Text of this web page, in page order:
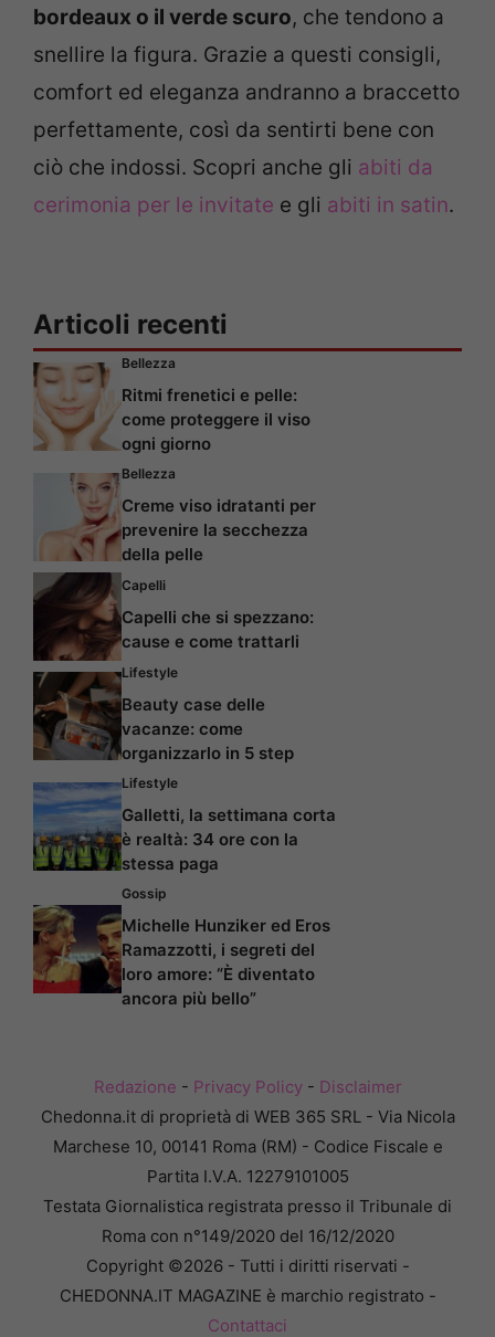
bordeaux o il verde scuro, che tendono a
snellire la figura. Grazie a questi consigli,
comfort ed eleganza andranno a braccetto
perfettamente, così da sentirti bene con
ciò che indossi. Scopri anche gli abiti da
cerimonia per le invitate e gli abiti in satin.
Articoli recenti
Bellezza
Ritmi frenetici e pelle:
come proteggere il viso
ogni giorno
Bellezza
Creme viso idratanti per
prevenire la secchezza
della pelle
Capelli
Capelli che si spezzano:
cause e come trattarli
Lifestyle
Beauty case delle
vacanze: come
organizzarlo in 5 step
Lifestyle
Galletti, la settimana corta
è realtà: 34 ore con la
stessa paga
Gossip
Michelle Hunziker ed Eros
Ramazzotti, i segreti del
loro amore: “È diventato
ancora più bello”
Redazione - Privacy Policy- Disclaimer
Chedonna.it di proprietà di WEB 365 SRL - Via Nicola
Marchese 10, 00141 Roma (RM) - Codice Fiscale e
Partita I.V.A. 12279101005
Testata Giornalistica registrata presso il Tribunale di
Roma con n°149/2020 del 16/12/2020
Copyright ©2026 - Tutti i diritti riservati -
CHEDONNA.IT MAGAZINE è marchio registrato -
Contattaci